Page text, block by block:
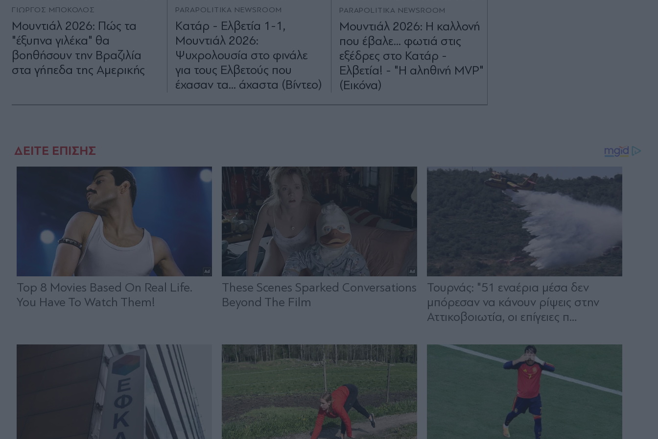
ΓΙΩΡΓΟΣ ΜΠΟΚΟΛΟΣ
Μουντιάλ 2026: Πώς τα
"έξυπνα γιλέκα" θα
βοηθήσουν την Βραζιλία
στα γήπεδα της Αμερικής
PARAPOLITIKA NEWSROOM
Kατάρ - Ελβετία 1-1,
Μουντιάλ 2026:
Ψυχρολουσία στο φινάλε
για τους Ελβετούς που
έχασαν τα... άχαστα (Βίντεο)
PARAPOLITIKA NEWSROOM
Μουντιάλ 2026: Η καλλονή
που έβαλε... φωτιά στις
εξέδρες στο Κατάρ -
Ελβετία! - "H αληθινή ΜVP"
(Εικόνα)